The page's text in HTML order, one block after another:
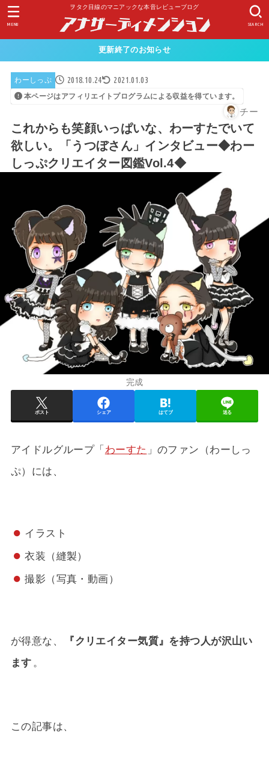
ヲタク目線のマニアックな本音レビューブログ
SEARCH
MENU
更新終了のお知らせ
わーしっぷ 2018.10.24 2021.01.03
本ページはアフィリエイトプログラムによる収益を得ています。
チー
これからも笑顔いっぱいな、わーすたでいて
欲しい。「うつぼさん」インタビュー◆わー
しっぷクリエイター図鑑Vol.4◆
完成
ポスト シェア はてブ 送る
アイドルグループ「 わーすた 」のファン（わーしっ
ぷ）には、
イラスト
衣装（縫製）
撮影（写真・動画）
が得意な、
『クリエイター気質』を持つ人が沢山い
ます 。
この記事は、